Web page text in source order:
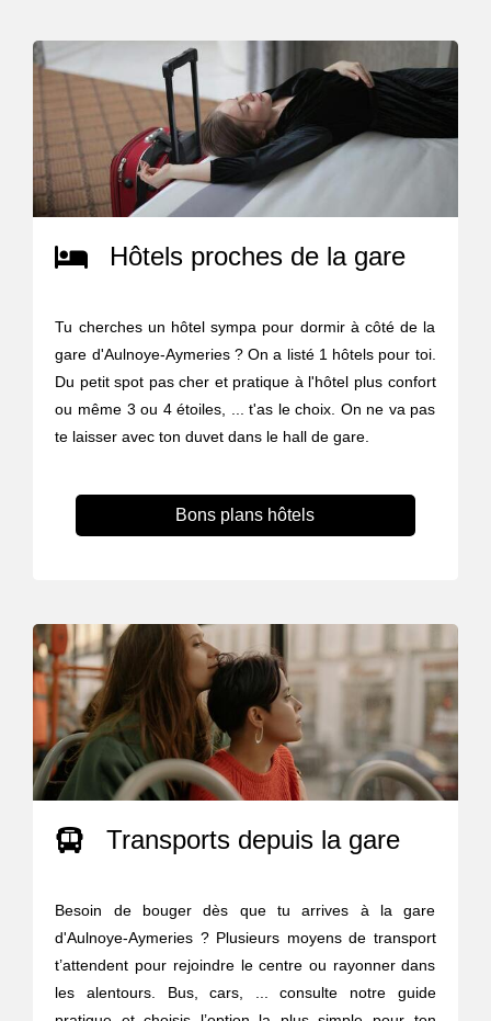
Hôtels proches de la gare
Tu cherches un hôtel sympa pour dormir à côté de la
gare d'Aulnoye-Aymeries ? On a listé 1 hôtels pour toi.
Du petit spot pas cher et pratique à l'hôtel plus confort
ou même 3 ou 4 étoiles, ... t'as le choix. On ne va pas
te laisser avec ton duvet dans le hall de gare.
Bons plans hôtels
Transports depuis la gare
Besoin de bouger dès que tu arrives à la gare
d'Aulnoye-Aymeries ? Plusieurs moyens de transport
t’attendent pour rejoindre le centre ou rayonner dans
les alentours. Bus, cars, ... consulte notre guide